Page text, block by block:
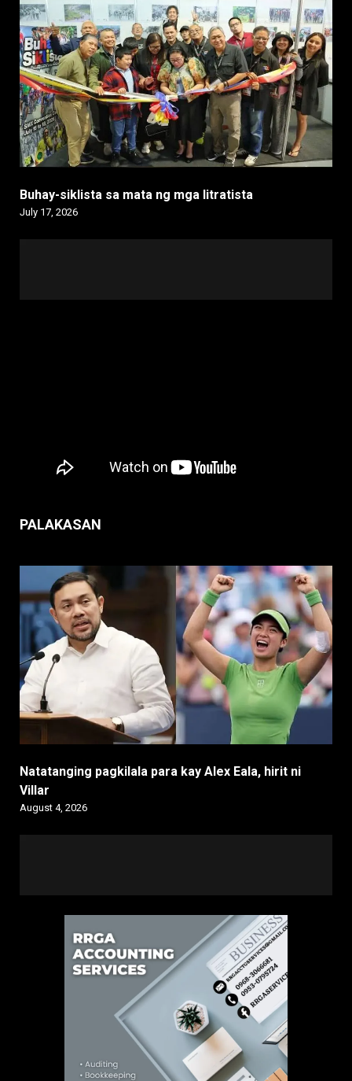
Buhay-siklista sa mata ng mga litratista
July 17, 2026
PALAKASAN
Natatanging pagkilala para kay Alex Eala, hirit ni
Villar
August 4, 2026